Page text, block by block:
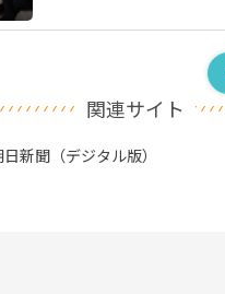
関連サイト
新聞（デジタル版）